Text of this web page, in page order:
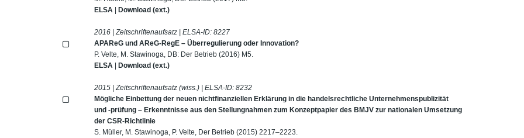
ELSA |Download (ext.)
2016 | Zeitschriftenaufsatz | ELSA-ID:8227
APAReG und AReG-RegE – Überregulierung oder Innovation?
P. Velte, M. Stawinoga, DB: Der Betrieb (2016) M5.
ELSA |Download (ext.)
2015 | Zeitschriftenaufsatz (wiss.) | ELSA-ID:8232
Mögliche Einbettung der neuen nichtfinanziellen Erklärung in die handelsrechtliche Unternehmenspublizität
und -prüfung – Erkenntnisse aus den Stellungnahmen zum Konzeptpapier des BMJV zur nationalen Umsetzung
der CSR-Richtlinie
S. Müller, M. Stawinoga, P. Velte, Der Betrieb (2015) 2217–2223.